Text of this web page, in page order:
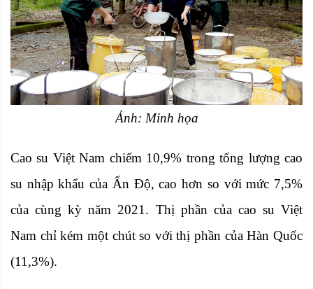
Ảnh: Minh họa
Cao su Việt Nam chiếm 10,9% trong tổng lượng cao
su nhập khẩu của Ấn Độ, cao hơn so với mức 7,5%
của cùng kỳ năm 2021. Thị phần của cao su Việt
Nam chỉ kém một chút so với thị phần của Hàn Quốc
(11,3%).